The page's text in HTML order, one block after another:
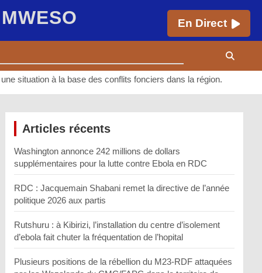
En Direct
situation à la base des conflits fonciers dans la région.
Articles récents
Washington annonce 242 millions de dollars
supplémentaires pour la lutte contre Ebola en RDC
RDC : Jacquemain Shabani remet la directive de l’année
politique 2026 aux partis
Rutshuru : à Kibirizi, l’installation du centre d’isolement
d’ebola fait chuter la fréquentation de l’hopital
Plusieurs positions de la rébellion du M23-RDF attaquées